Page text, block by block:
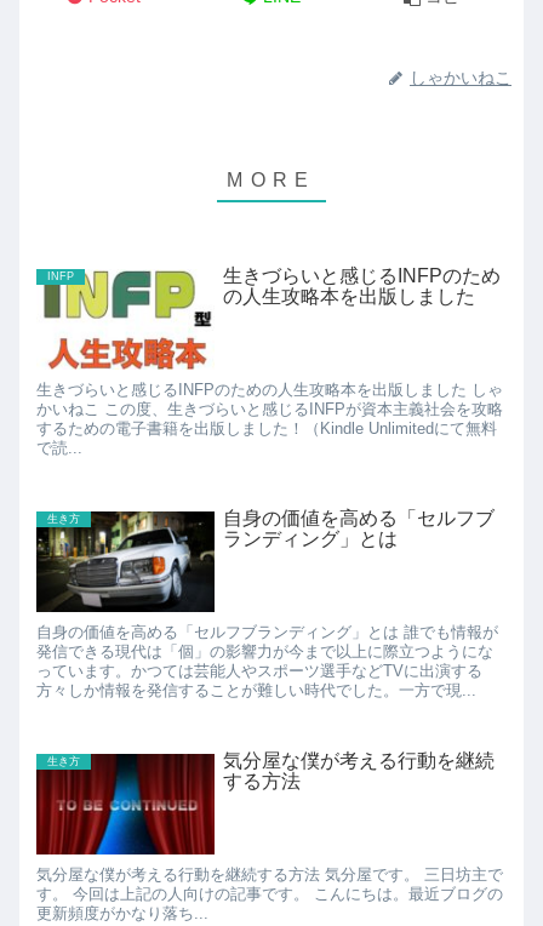
しゃかいねこ
INFP
生きづらいと感じるINFPのため
の人生攻略本を出版しました
生きづらいと感じるINFPのための人生攻略本を出版しました しゃ
かいねこ この度、生きづらいと感じるINFPが資本主義社会を攻略
するための電子書籍を出版しました！（Kindle Unlimitedにて無料
で読...
生き方
自身の価値を高める「セルフブ
ランディング」とは
自身の価値を高める「セルフブランディング」とは 誰でも情報が
発信できる現代は「個」の影響力が今まで以上に際立つようにな
っています。かつては芸能人やスポーツ選手などTVに出演する
方々しか情報を発信することが難しい時代でした。一方で現...
生き方
気分屋な僕が考える行動を継続
する方法
気分屋な僕が考える行動を継続する方法 気分屋です。 三日坊主で
す。 今回は上記の人向けの記事です。 こんにちは。最近ブログの
更新頻度がかなり落ち...